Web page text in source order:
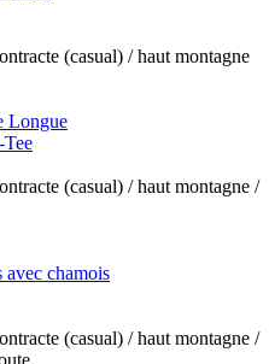
(casual) / haut montagne
Longue
(casual) / haut montagne /
avec chamois
(casual) / haut montagne /